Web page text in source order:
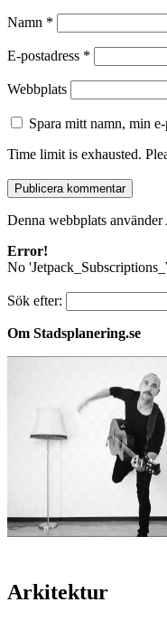
Namn *
E-postadress *
Webbplats
Spara mitt namn, min
Time limit is exhausted.
Denna webbplats
Error!
No
Sök efter:
Om Stadsplanering.se
Arkitektur